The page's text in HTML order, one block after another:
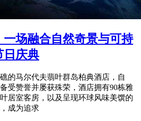
一场融合自然奇景与可持
日庆典
的马尔代夫翡叶群岛柏典酒店，自
受赞誉并屡获殊荣，酒店拥有90栋雅
居室客房，以及呈现环球风味美馔的
成为追求